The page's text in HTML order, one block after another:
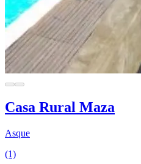
Casa Rural Maza
Asque
(1)